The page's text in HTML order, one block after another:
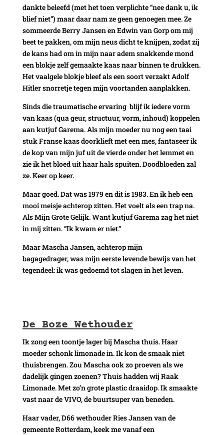
dankte beleefd (met het toen verplichte “nee dank u, ik
blief niet”) maar daar nam ze geen genoegen mee. Ze
sommeerde Berry Jansen en Edwin van Gorp om mij
beet te pakken, om mijn neus dicht te knijpen, zodat zij
de kans had om in mijn naar adem snakkende mond
een blokje zelf gemaakte kaas naar binnen te drukken.
Het vaalgele blokje bleef als een soort verzakt Adolf
Hitler snorretje tegen mijn voortanden aanplakken.
Sinds die traumatische ervaring blijf ik iedere vorm
van kaas (qua geur, structuur, vorm, inhoud) koppelen
aan kutjuf Garema. Als mijn moeder nu nog een taai
stuk Franse kaas doorklieft met een mes, fantaseer ik
de kop van mijn juf uit de vierde onder het lemmet en
zie ik het bloed uit haar hals spuiten. Doodbloeden zal
ze. Keer op keer.
Maar goed. Dat was 1979 en dit is 1983. En ik heb een
mooi meisje achterop zitten. Het voelt als een trap na.
Als Mijn Grote Gelijk. Want kutjuf Garema zag het niet
in mij zitten. “Ik kwam er niet.”
Maar Mascha Jansen, achterop mijn
bagagedrager, was mijn eerste levende bewijs van het
tegendeel: ik was gedoemd tot slagen in het leven.
De Boze Wethouder
Ik zong een toontje lager bij Mascha thuis. Haar
moeder schonk limonade in. Ik kon de smaak niet
thuisbrengen. Zou Mascha ook zo proeven als we
dadelijk gingen zoenen? Thuis hadden wij Raak
Limonade. Met zo’n grote plastic draaidop. Ik smaakte
vast naar de VIVO, de buurtsuper van beneden.
Haar vader, D66 wethouder Ries Jansen van de
gemeente Rotterdam, keek me vanaf een